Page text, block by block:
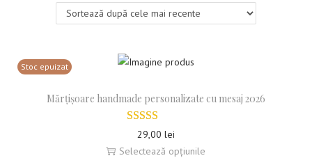
Stoc epuizat
Mărțișoare handmade personalizate cu mesaj 2026
29,00 lei
Selectează opțiunile